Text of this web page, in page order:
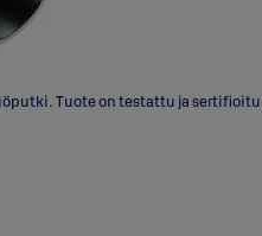
Tuote on testattu ja